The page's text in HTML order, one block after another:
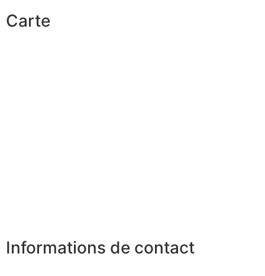
Carte
Informations de contact